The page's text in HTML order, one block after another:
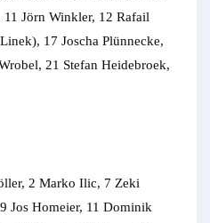
Jörn Winkler, 12 Rafail
17 Joscha Plünnecke,
21 Stefan Heidebroek,
2 Marko Ilic, 7 Zeki
Jos Homeier, 11 Dominik